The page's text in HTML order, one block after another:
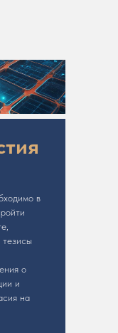
в
о
и
на